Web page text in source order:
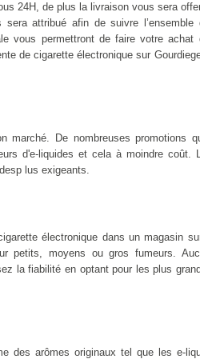
24H, de plus la livraison vous sera
attribué afin de suivre l’ensemble
vous permettront de faire votre achat
de cigarette électronique sur
De nombreuses promotions
d'e-liquides et cela à moindre coût.
lus exigeants.
électronique dans un magasin
petits, moyens ou gros fumeurs.
la fiabilité en optant pour les plus
des arômes originaux tel que les e-